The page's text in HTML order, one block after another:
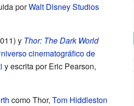
porWalt Disney Studios
y Thor: The Dark World
cinematográfico de
y escrita por Eric Pearson,
como Thor, Tom Hiddleston